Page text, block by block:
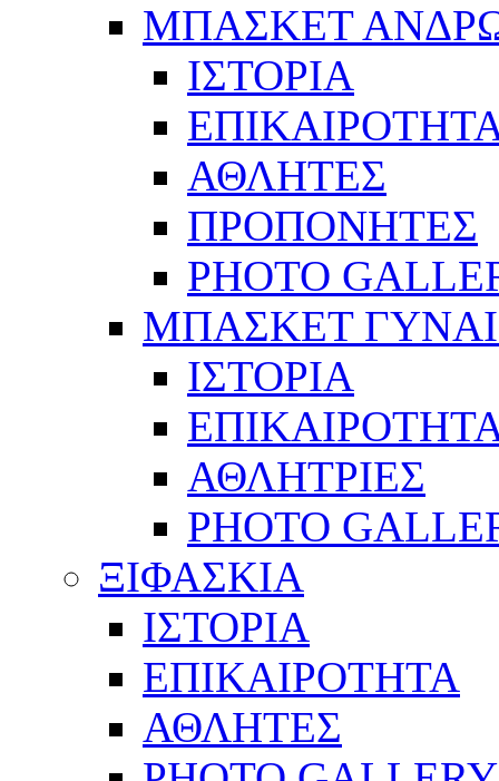
ΜΠΑΣΚΕΤ
ΙΣΤΟΡΙΑ
ΑΘΛΗΤΕΣ
ΠΡΟΠΟΝΗΤΕΣ
PHOTO
ΜΠΑΣΚΕΤ
ΙΣΤΟΡΙΑ
ΑΘΛΗΤΡΙΕΣ
PHOTO
ΞΙΦΑΣΚΙΑ
ΙΣΤΟΡΙΑ
ΕΠΙΚΑΙΡΟΤΗΤΑ
ΑΘΛΗΤΕΣ